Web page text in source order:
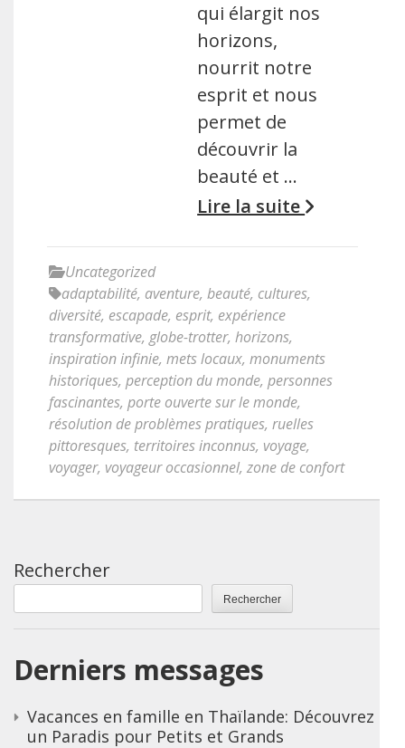
qui élargit nos
horizons,
nourrit notre
esprit et nous
permet de
découvrir la
beauté et …
Lire la suite
Uncategorized
adaptabilité, aventure, beauté, cultures,
diversité, escapade, esprit, expérience
transformative, globe-trotter, horizons,
inspiration infinie, mets locaux, monuments
historiques, perception du monde, personnes
fascinantes, porte ouverte sur le monde,
résolution de problèmes pratiques, ruelles
pittoresques, territoires inconnus, voyage,
voyager, voyageur occasionnel, zone de confort
Rechercher
Rechercher
Derniers messages
Vacances en famille en Thaïlande: Découvrez
un Paradis pour Petits et Grands